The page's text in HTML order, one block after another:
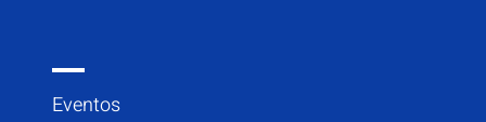
Eventos